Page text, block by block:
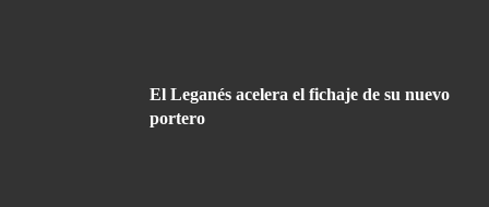
El Leganés acelera el fichaje de su nuevo
portero